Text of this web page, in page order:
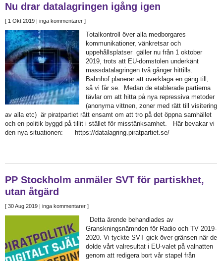
Nu drar datalagringen igång igen
[ 1 Okt 2019 | inga kommentarer ]
Totalkontroll över alla medborgares
kommunikationer, vänkretsar och
uppehållsplatser gäller nu från 1 oktober
2019, trots att EU-domstolen underkänt
massdatalagringen två gånger hittills.
Bahnhof planerar att överklaga en gång till,
så vi får se. Medan de etablerade partierna
tävlar om att hitta på nya repressiva metoder
(anonyma vittnen, zoner med rätt till visitering
av alla etc) är piratpartiet rätt ensamt om att tro på det öppna samhället
och en politik byggd på tillit i stället för misstänksamhet. Här bevakar vi
den nya situationen: https://datalagring.piratpartiet.se/
PP Stockholm anmäler SVT för partiskhet,
utan åtgärd
[ 30 Aug 2019 | inga kommentarer ]
Detta ärende behandlades av
Granskningsnämnden för Radio och TV 2019-
2020. Vi tyckte SVT gick över gränsen när de
dolde vårt valresultat i EU-valet på valnatten
genom att redigera bort vår stapel från